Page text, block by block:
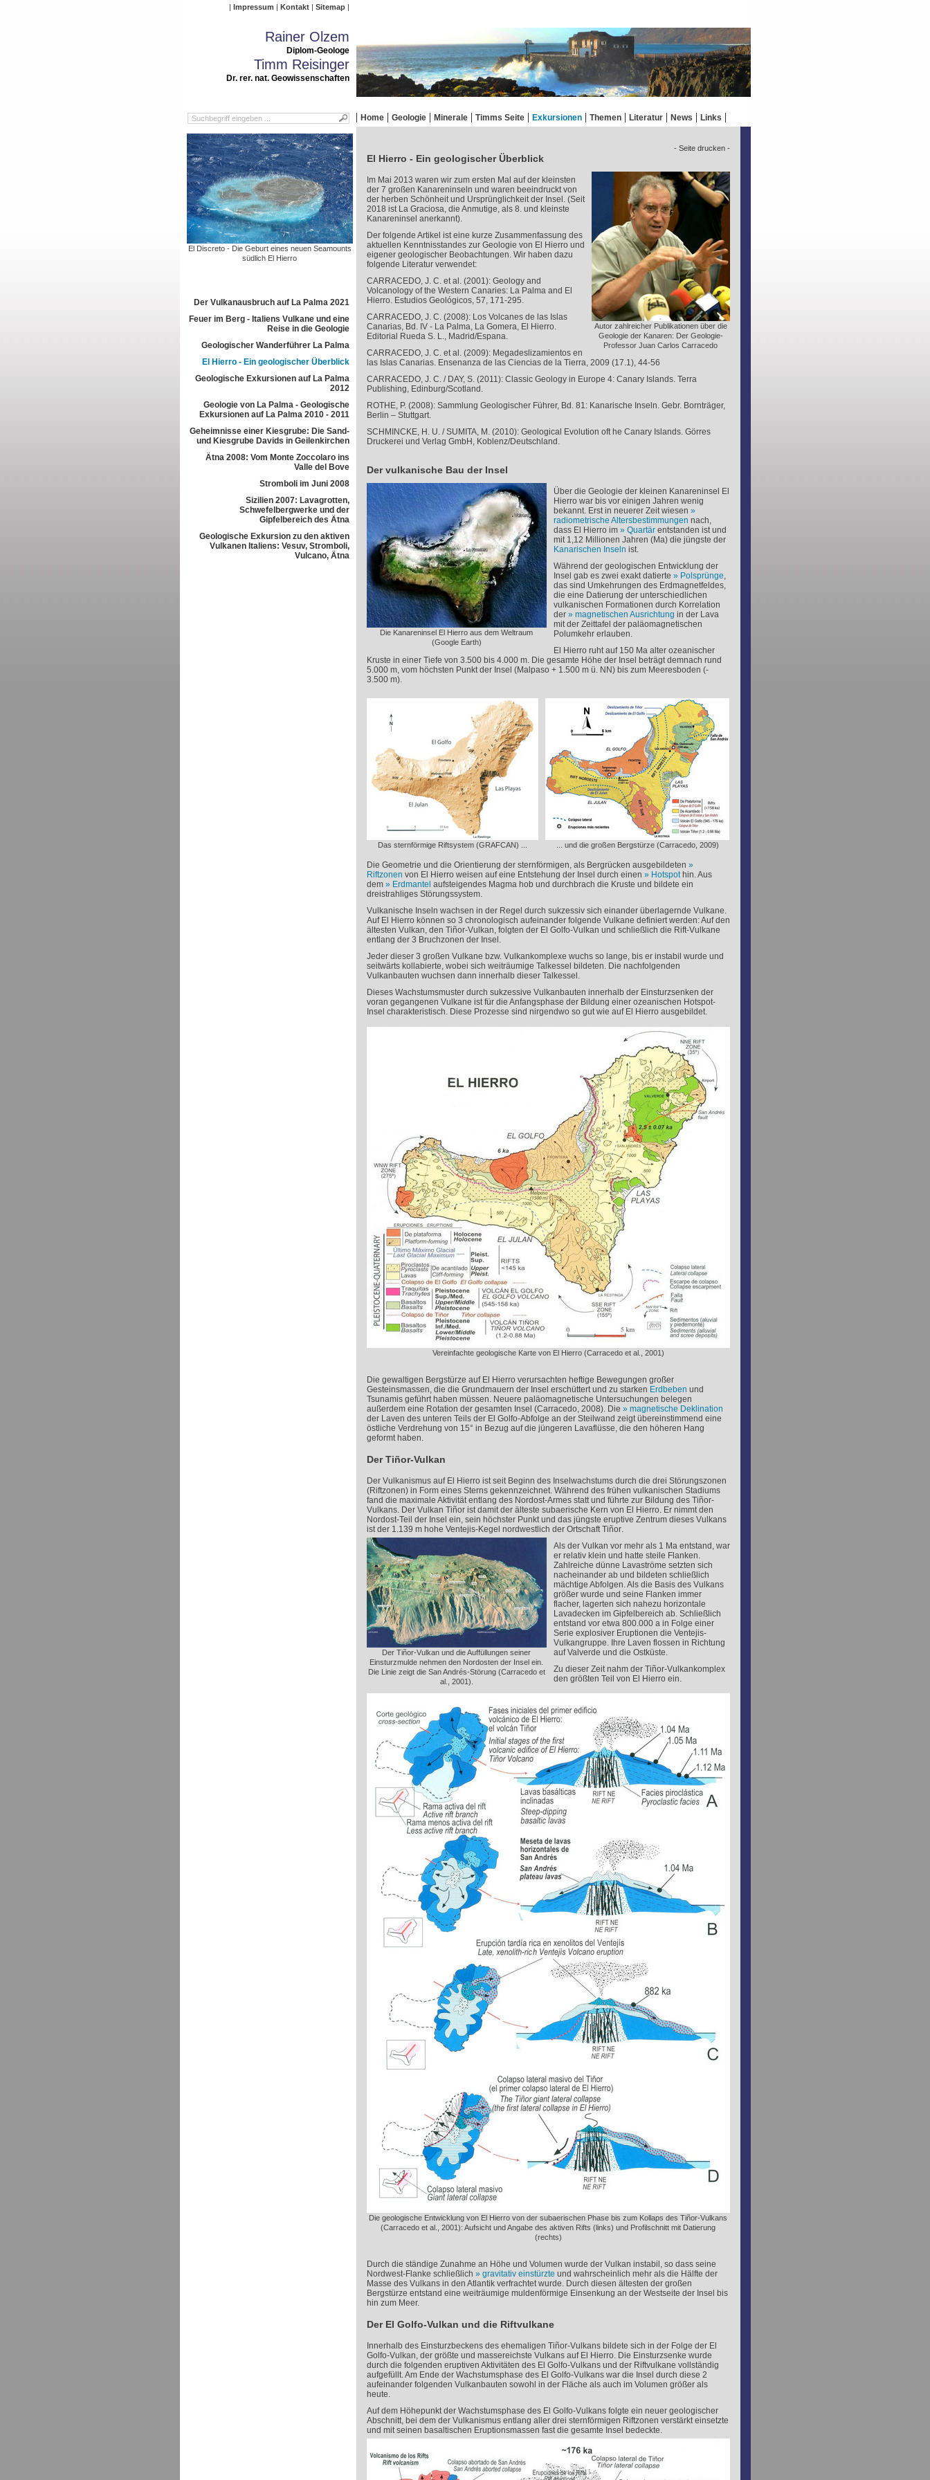
Impressum Kontakt Sitemap
Rainer Olzem
Diplom-Geologe
Timm Reisinger
Dr. rer. nat. Geowissenschaften
Home Geologie Minerale Timms Seite Exkursionen Themen Literatur News Links
El Discreto - Die Geburt eines neuen Seamounts
südlich El Hierro
Der Vulkanausbruch auf La Palma 2021
Feuer im Berg - Italiens Vulkane und eine
Reise in die Geologie
Geologischer Wanderführer La Palma
El Hierro - Ein geologischer Überblick
Geologische Exkursionen auf La Palma
2012
Geologie von La Palma - Geologische
Exkursionen auf La Palma 2010 - 2011
Geheimnisse einer Kiesgrube: Die Sand-
und Kiesgrube Davids in Geilenkirchen
Ätna 2008: Vom Monte Zoccolaro ins
Valle del Bove
Stromboli im Juni 2008
Sizilien 2007: Lavagrotten,
Schwefelbergwerke und der
Gipfelbereich des Ätna
Geologische Exkursion zu den aktiven
Vulkanen Italiens: Vesuv, Stromboli,
Vulcano, Ätna
- Seite drucken -
El Hierro - Ein geologischer Überblick
Autor zahlreicher Publikationen über die
Geologie der Kanaren: Der Geologie-
Professor Juan Carlos Carracedo
Im Mai 2013 waren wir zum ersten Mal auf der kleinsten
der 7 großen Kanareninseln und waren beeindruckt von
der herben Schönheit und Ursprünglichkeit der Insel. (Seit
2018 ist La Graciosa, die Anmutige, als 8. und kleinste
Kanareninsel anerkannt).
Der folgende Artikel ist eine kurze Zusammenfassung des
aktuellen Kenntnisstandes zur Geologie von El Hierro und
eigener geologischer Beobachtungen. Wir haben dazu
folgende Literatur verwendet:
CARRACEDO, J. C. et al. (2001): Geology and
Volcanology of the Western Canaries: La Palma and El
Hierro. Estudios Geológicos, 57, 171-295.
CARRACEDO, J. C. (2008): Los Volcanes de las Islas
Canarias, Bd. IV - La Palma, La Gomera, El Hierro.
Editorial Rueda S. L., Madrid/Espana.
CARRACEDO, J. C. et al. (2009): Megadeslizamientos en
las Islas Canarias. Ensenanza de las Ciencias de la Tierra, 2009 (17.1), 44-56
CARRACEDO, J. C. / DAY, S. (2011): Classic Geology in Europe 4: Canary Islands. Terra
Publishing, Edinburg/Scotland.
ROTHE, P. (2008): Sammlung Geologischer Führer, Bd. 81: Kanarische Inseln. Gebr. Bornträger,
Berlin – Stuttgart.
SCHMINCKE, H. U. /SUMITA, M. (2010): Geological Evolution oft he Canary Islands. Görres
Druckerei und Verlag GmbH, Koblenz/Deutschland.
Der vulkanische Bau der Insel
Die Kanareninsel El Hierro aus dem Weltraum
(Google Earth)
Über die Geologie der kleinen Kanareninsel El
Hierro war bis vor einigen Jahren wenig
bekannt. Erst in neuerer Zeit wiesen
radiometrische Altersbestimmungen nach,
dass El Hierro im
Quartärentstanden ist und
mit 1,12 Millionen Jahren (Ma) die jüngste der
Kanarischen Inseln ist.
Während der geologischen Entwicklung der
Insel gab es zwei exakt datierte
Polsprünge,
das sind Umkehrungen des Erdmagnetfeldes,
die eine Datierung der unterschiedlichen
vulkanischen Formationen durch Korrelation
der
magnetischen Ausrichtung in der Lava
mit der Zeittafel der paläomagnetischen
Polumkehr erlauben.
El Hierro ruht auf 150 Ma alter ozeanischer
Kruste in einer Tiefe von 3.500 bis 4.000 m. Die gesamte Höhe der Insel beträgt demnach rund
5.000 m, vom höchsten Punkt der Insel (Malpaso + 1.500 m ü. NN) bis zum Meeresboden (-
3.500 m).
Das sternförmige Riftsystem (GRAFCAN) ... ... und die großen Bergstürze (Carracedo, 2009)
Die Geometrie und die Orientierung der sternförmigen, als Bergrücken ausgebildeten
Riftzonen von El Hierro weisen auf eine Entstehung der Insel durch einen Hotspothin. Aus
dem
Erdmantel aufsteigendes Magma hob und durchbrach die Kruste und bildete ein
dreistrahliges Störungssystem.
Vulkanische Inseln wachsen in der Regel durch sukzessiv sich einander überlagernde Vulkane.
Auf El Hierro können so 3 chronologisch aufeinander folgende Vulkane definiert werden: Auf den
ältesten Vulkan, den Tiñor-Vulkan, folgten der El Golfo-Vulkan und schließlich die Rift-Vulkane
entlang der 3 Bruchzonen der Insel.
Jeder dieser 3 großen Vulkane bzw. Vulkankomplexe wuchs so lange, bis er instabil wurde und
seitwärts kollabierte, wobei sich weiträumige Talkessel bildeten. Die nachfolgenden
Vulkanbauten wuchsen dann innerhalb dieser Talkessel.
Dieses Wachstumsmuster durch sukzessive Vulkanbauten innerhalb der Einsturzsenken der
voran gegangenen Vulkane ist für die Anfangsphase der Bildung einer ozeanischen Hotspot-
Insel charakteristisch. Diese Prozesse sind nirgendwo so gut wie auf El Hierro ausgebildet.
Vereinfachte geologische Karte von El Hierro (Carracedo et al., 2001)
Die gewaltigen Bergstürze auf El Hierro verursachten heftige Bewegungen großer
Gesteinsmassen, die die Grundmauern der Insel erschüttert und zu starken Erdbeben und
Tsunamis geführt haben müssen. Neuere paläomagnetische Untersuchungen belegen
außerdem eine Rotation der gesamten Insel (Carracedo, 2008). Die
magnetische Deklination
der Laven des unteren Teils der El Golfo-Abfolge an der Steilwand zeigt übereinstimmend eine
östliche Verdrehung von 15° in Bezug auf die jüngeren Lavaflüsse, die den höheren Hang
geformt haben.
Der Tiñor-Vulkan
Der Vulkanismus auf El Hierro ist seit Beginn des Inselwachstums durch die drei Störungszonen
(Riftzonen) in Form eines Sterns gekennzeichnet. Während des frühen vulkanischen Stadiums
fand die maximale Aktivität entlang des Nordost-Armes statt und führte zur Bildung desTiñor-
Vulkans. Der Vulkan Tiñorist damit der älteste subaerische Kern von El Hierro. Er nimmt den
Nordost-Teil der Insel ein, sein höchster Punkt und das jüngste eruptive Zentrum dieses Vulkans
ist der 1.139 m hohe Ventejis-Kegel nordwestlich der OrtschaftTiñor.
Der Tiñor-Vulkan und die Auffüllungen seiner
Einsturzmulde nehmen den Nordosten der Insel ein.
Die Linie zeigt die San Andrés-Störung (Carracedo et
al., 2001).
Als der Vulkan vor mehr als 1 Ma entstand, war
er relativ klein und hatte steile Flanken.
Zahlreiche dünne Lavaströme setzten sich
nacheinander ab und bildeten schließlich
mächtige Abfolgen. Als die Basis des Vulkans
größer wurde und seine Flanken immer
flacher, lagerten sich nahezu horizontale
Lavadecken im Gipfelbereich ab. Schließlich
entstand vor etwa 800.000 a in Folge einer
Serie explosiver Eruptionen die Ventejis-
Vulkangruppe. Ihre Laven flossen in Richtung
auf Valverde und die Ostküste.
Zu dieser Zeit nahm derTiñor-Vulkankomplex
den größten Teil von El Hierro ein.
Die geologische Entwicklung von El Hierro von der subaerischen Phase bis zum Kollaps des Tiñor-Vulkans
(Carracedo et al., 2001): Aufsicht und Angabe des aktiven Rifts (links) und Profilschnitt mit Datierung
(rechts)
Durch die ständige Zunahme an Höhe und Volumen wurde der Vulkan instabil, so dass seine
Nordwest-Flanke schließlich
gravitativ einstürzte und wahrscheinlich mehr als die Hälfte der
Masse des Vulkans in den Atlantik verfrachtet wurde. Durch diesen ältesten der großen
Bergstürze entstand eine weiträumige muldenförmige Einsenkung an der Westseite der Insel bis
hin zum Meer.
Der El Golfo-Vulkan und die Riftvulkane
Innerhalb des Einsturzbeckens des ehemaligen Tiñor-Vulkans bildete sich in der Folge der El
Golfo-Vulkan, der größte und massereichste Vulkans auf El Hierro. Die Einsturzsenke wurde
durch die folgenden eruptiven Aktivitäten des El Golfo-Vulkans und der Riftvulkane vollständig
aufgefüllt. Am Ende der Wachstumsphase des El Golfo-Vulkans war die Insel durch diese 2
aufeinander folgenden Vulkanbauten sowohl in der Fläche als auch im Volumen größer als
heute.
Auf dem Höhepunkt der Wachstumsphase des El Golfo-Vulkans folgte ein neuer geologischer
Abschnitt, bei dem der Vulkanismus entlang aller drei sternförmigen Riftzonen verstärkt einsetzte
und mit seinen basaltischen Eruptionsmassen fast die gesamte Insel bedeckte.